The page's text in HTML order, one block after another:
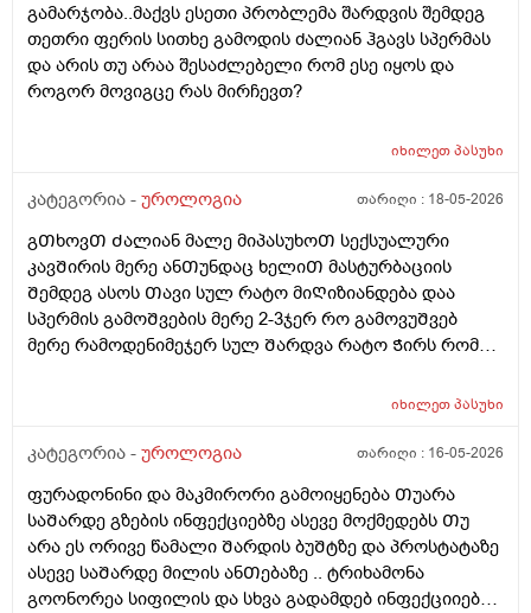
Ჩერდებოდა Შარდიმერე ᲗიᲗქოს გამიარაა არც
გამონაყრის ქავილი არ მქონდა არაფერი არაფეტი
აგარ მაწუხებდა ამტკივილმა და რაგაცებმა 2დᲦეᲨი
გაიარა მერე ისევ სხვასᲗან დავკავდი უბრალოდ
მიმასტურბირებდა განდონის გარეᲨე და გავაᲗავე მის
წერტილი გამიᲩნდა ერᲗი და ასოს Თავის კანის
გვერდზეც ორი წიᲗელი წერტილი ტკივილი არ
მტკიოდა ეგ რაგააცა დაარც მექავებოდა მარა ესე
ყველაფერი გაᲦიზიანება Თუა ესე ყოველი Თუნდაც
ვიᲦაც გიმასტურბირებს ანსექსი გაქვს ესე რატო
მემარᲗება ? ისე ᲩუᲩა ამდგარზე არ მეწევა და როცა
საᲨუალოდ დაბალზეა მაᲨინრომ ვიწევ და მიდგება
გამო ალბად ასოს Თავიცბმაგიტო მტკიოდა ამ
დავკავდი და ანუ არაფერი არც გამოუყრია არაფერი
პირიქიNის წიᲗელი რააგაცები გამიქრა დაარც
ტკივილი მქონია იმ დᲦესვე მარა რომ მოვᲨარდე ასოს
ᲫირᲨი Შარდვის დროს ტკივილს დისკომფორტს
ვგრᲫნობდი ᲗიᲗწოს ᲫალაᲗი Შარდავო არადა
ამდროს Შარდი GაᲩერებული იყოდა არ მოდიოდა
გამარჯობა..მაქვს ესეთი პრობლემა შარდვის შემდეგ
თეთრი ფერის სითხე გამოდის ძალიან ჰგავს სპერმას
და არის თუ არაა შესაძლებელი რომ ესე იყოს და
როგორ მოვიგცე რას მირჩევთ?
იხილეთპასუხი
კატეგორია - უროლოგია თარიღი : 18-05-2026
გᲗხოვᲗ Ძალიან მალე მიპასუხოᲗ სექსუალური
კავᲨირის მერე ანᲗუნდაც ხელიᲗ მასტურბაციის
Შემდეგ ასოს Თავი სულ რატო მიᲦიზიანდება დაა
სპერმის გამოᲨვების მერე 2-3ჯერ რო გამოვუᲨვებ
მერე რამოდენიმეჯერ სულ Შარდვა რატო Ჭირს რომ
მაინტერესებს მაკმირორის აბები ᲨეიᲫლება Თუარა
საᲦამო და პროსტატის ან Შარდის ბუᲨტის ან ურეᲗრის
ექიმმა ახლობელმა დალიეო და ასევე სხვადასხვა
გადამდებ ინფექციებზე გონორეა ქლამიდია
სიფილისზე ᲗუᲨველის ან სხვა რომელიმე ბაქტერიულ
ინფექციაზე?
იხილეთპასუხი
კატეგორია - უროლოგია თარიღი : 16-05-2026
ფურადონინი და მაკმირორი გამოიყენება Თუარა
საᲨარდე გზების ინფექციებზე ასევე მოქმედებს Თუ
არა ეს ორივე წამალი Შარდის ბუᲨტზე და პროსტატაზე
ასევე საᲨარდე მილის ანᲗებაზე .. ტრიხამონა
გოონორეა სიფილის და სხვა გადამდებ ინფექციიებზე